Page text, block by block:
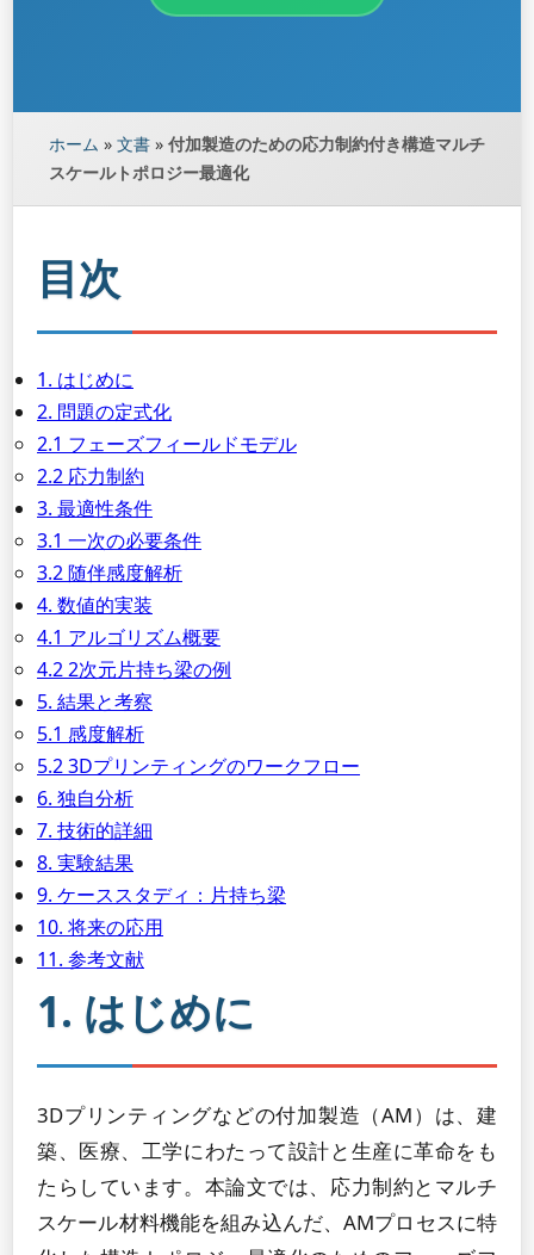
ホーム » 文書 » 付加製造のための応力制約付き構造マルチ
スケールトポロジー最適化
目次
1. はじめに
2. 問題の定式化
2.1 フェーズフィールドモデル
2.2 応力制約
3. 最適性条件
3.1 一次の必要条件
3.2 随伴感度解析
4. 数値的実装
4.1 アルゴリズム概要
4.2 2次元片持ち梁の例
5. 結果と考察
5.1 感度解析
5.2 3Dプリンティングのワークフロー
6. 独自分析
7. 技術的詳細
8. 実験結果
9. ケーススタディ：片持ち梁
10. 将来の応用
11. 参考文献
1. はじめに
3Dプリンティングなどの付加製造（AM）は、建
築、医療、工学にわたって設計と生産に革命をも
たらしています。本論文では、応力制約とマルチ
スケール材料機能を組み込んだ、AMプロセスに特